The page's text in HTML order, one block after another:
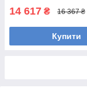
14 617 ₴ 16 367 ₴
Купити